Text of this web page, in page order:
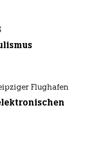
Flughafen